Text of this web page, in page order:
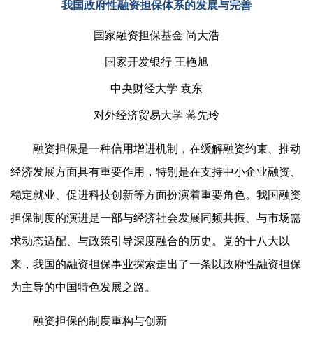
我国政府性融资担保体系的发展与完善
国家融资担保基金 尚大浩
国家开发银行 王艳旭
中央财经大学 袁东
对外经济贸易大学 蒋先玲
融资担保是一种信用增进机制，在缓解融资约束、推动
经济发展方面具有重要作用，特别是在支持中小企业融资、
稳定就业、促进科技创新等方面扮演着重要角色。我国融资
担保制度的演进是一部与经济社会发展同频共振、与市场需
求动态适配、与政策引导深度融合的历史。党的十八大以
来，我国的融资担保事业探索走出了一条以政府性融资担保
为主导的中国特色发展之路。
融资担保的制度重构与创新